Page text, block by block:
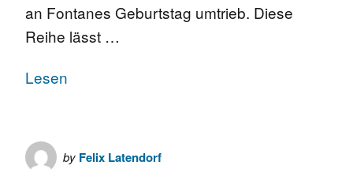
an Fontanes Geburtstag umtrieb. Diese
Reihe lässt …
Lesen
by Felix Latendorf